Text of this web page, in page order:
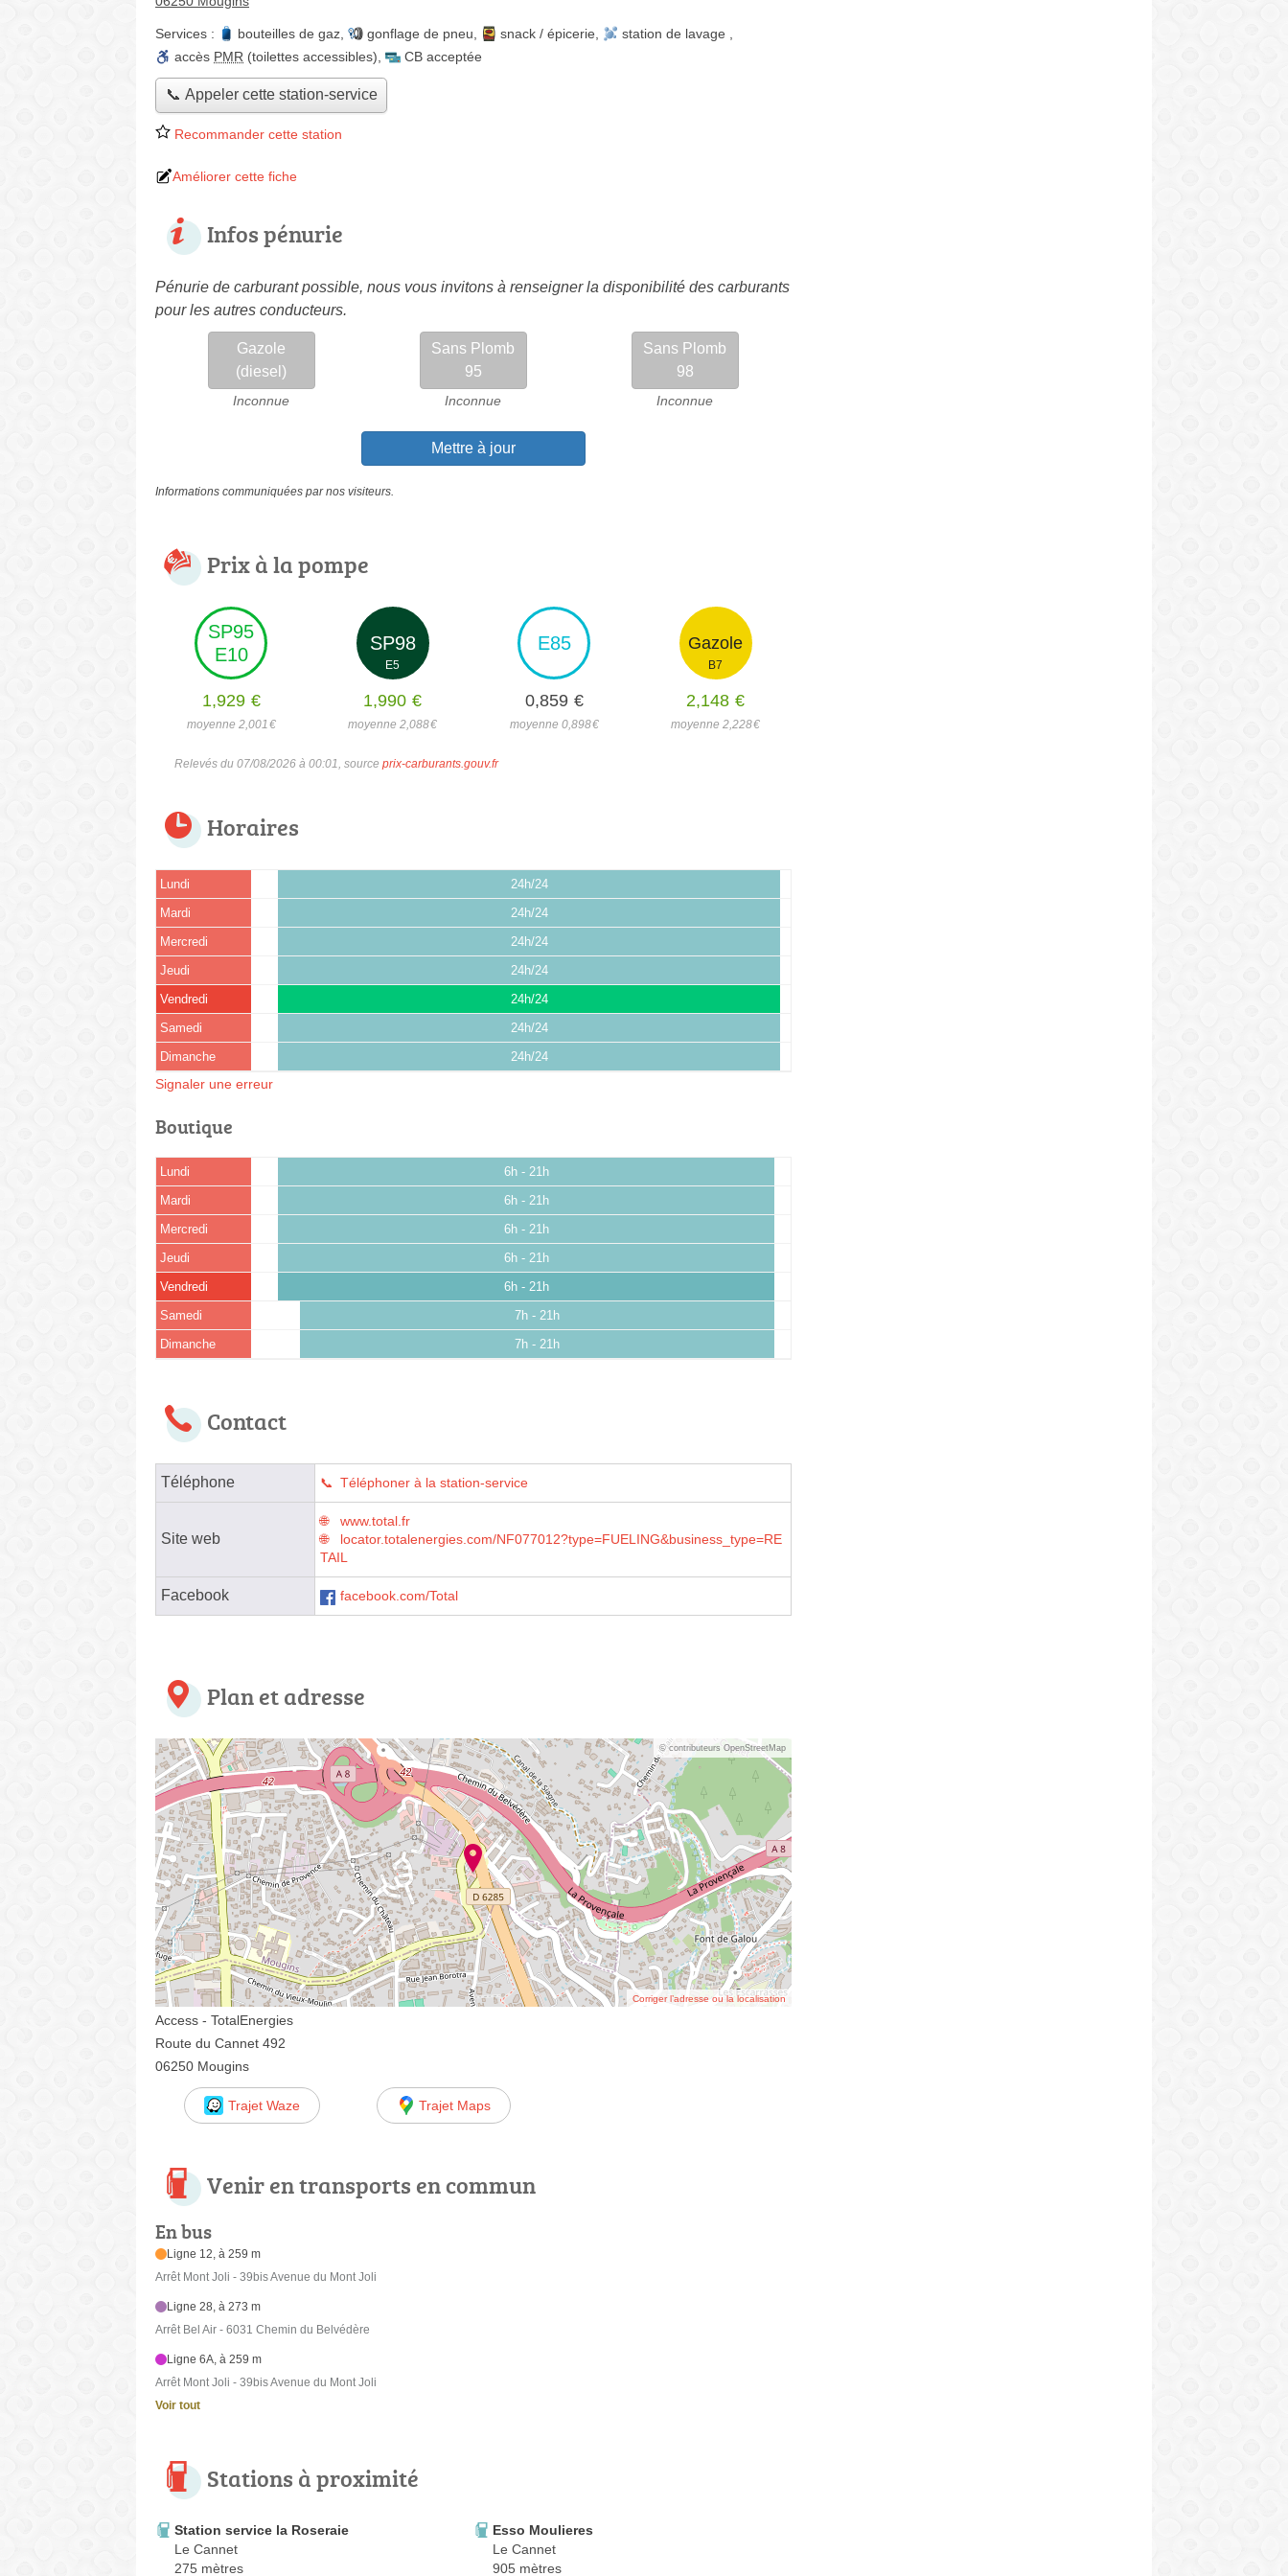
Services : bouteilles de gaz gonflage de pneu snack / épicerie station de lavage
accès PMR (toilettes accessibles) CB acceptée
📞 Appeler cette station-service
Recommander cette station
Améliorer cette fiche
Infos pénurie
Pénurie de carburant possible, nous vous invitons à renseigner la disponibilité des carburants
pour les autres conducteurs.
Gazole
(diesel)
Inconnue
Sans Plomb
95
Inconnue
Sans Plomb
98
Inconnue
Mettre à jour
Informations communiquées par nos visiteurs.
Prix à la pompe
SP95
E10
1,929 €
moyenne 2,001 €
SP98
E5
1,990 €
moyenne 2,088€
E85
0,859 €
moyenne 0,898€
Gazole
B7
2,148 €
moyenne 2,228€
Relevés du 07/08/2026 à 00:01, source prix-carburants.gouv.fr
Horaires
Lundi 24h/24
Mardi 24h/24
Mercredi 24h/24
Jeudi 24h/24
Vendredi 24h/24
Samedi 24h/24
Dimanche 24h/24
Signaler une erreur
Boutique
Lundi 6h - 21h
Mardi 6h - 21h
Mercredi 6h - 21h
Jeudi 6h - 21h
Vendredi 6h - 21h
Samedi 7h - 21h
Dimanche 7h - 21h
Contact
Téléphone Téléphoner à la station-service
Site web
www.total.fr
locator.totalenergies.com/NF077012?type=FUELING&business_type=RE
TAIL
Facebook facebook.com/Total
Plan et adresse
© contributeurs OpenStreetMap
Corriger l’adresse ou la localisation
Access - TotalEnergies
Route du Cannet 492
06250 Mougins
Trajet Waze Trajet Maps
Venir en transports en commun
En bus
Ligne 12, à 259 m
Arrêt Mont Joli - 39bis Avenue du Mont Joli
Ligne 28, à 273 m
Arrêt Bel Air - 6031 Chemin du Belvédère
Ligne 6A, à 259 m
Arrêt Mont Joli - 39bis Avenue du Mont Joli
Voir tout
Stations à proximité
Station service la Roseraie
Le Cannet
275 mètres
Esso Moulieres
Le Cannet
905 mètres